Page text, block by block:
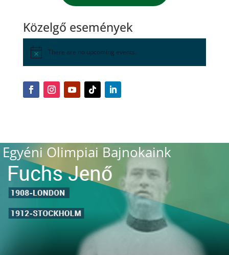
Közelgő események
There are no upcoming events.
Egyéni Olimpiai Bajnokaink